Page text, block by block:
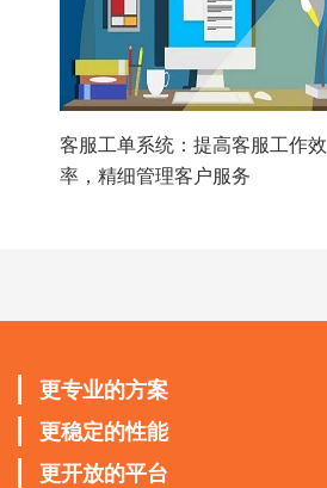
客服工单系统：提高客服工作效
率，精细管理客户服务
更专业的方案
更稳定的性能
更开放的平台